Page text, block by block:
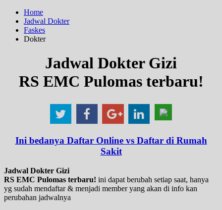
Home
Jadwal Dokter
Faskes
Dokter
Jadwal Dokter Gizi
RS EMC Pulomas terbaru!
Ini bedanya Daftar Online vs Daftar di Rumah
Sakit
Jadwal Dokter Gizi
RS EMC Pulomas terbaru! ini dapat berubah setiap saat, hanya
yg sudah mendaftar & menjadi member yang akan di info kan
perubahan jadwalnya